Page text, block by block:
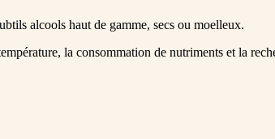
alcools haut de gamme, secs ou moelleux.
la consommation de nutriments et la